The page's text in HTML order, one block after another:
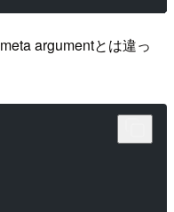
meta argumentとは違っ